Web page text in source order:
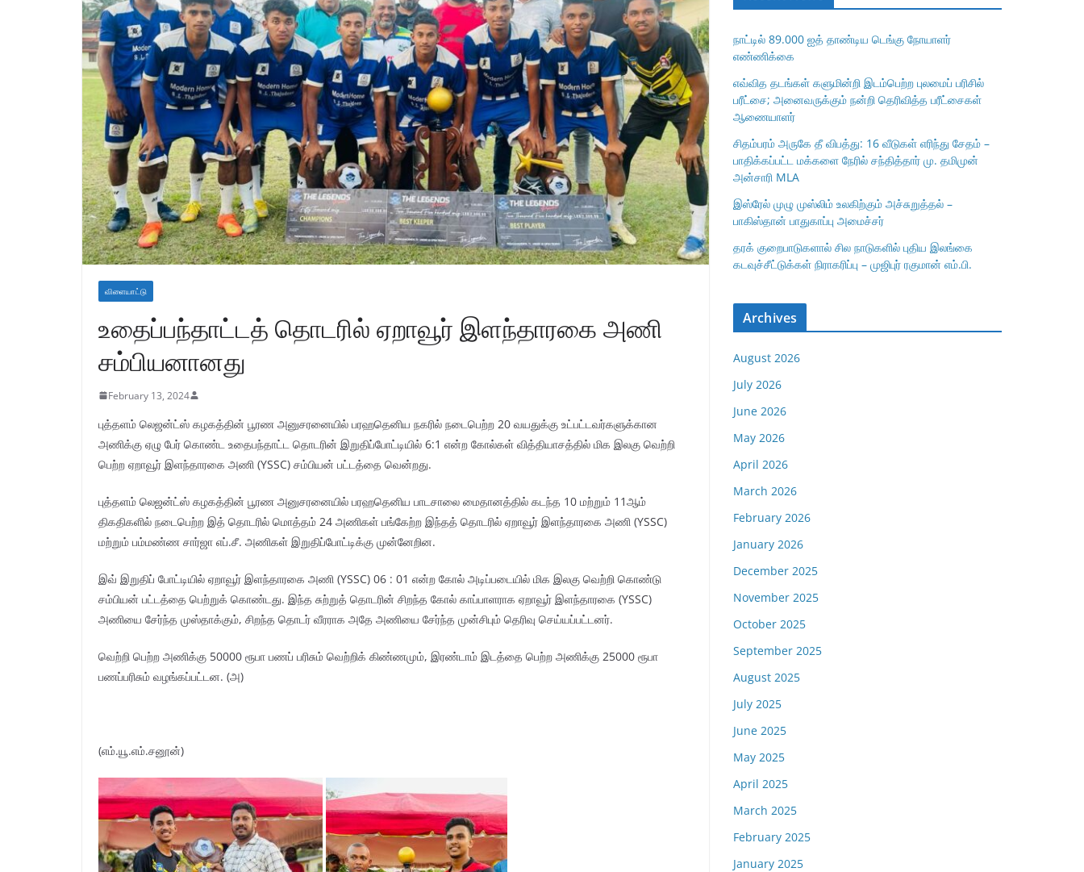
விளையாட்டு
உதைப்பந்தாட்டத் தொடரில் ஏறாவூர் இளந்தாரகை அணி
சம்பியனானது
February 13, 2024
புத்தளம் லெஜன்ட்ஸ் கழகத்தின் பூரண அனுசரனையில் பரஹதெனிய நகரில் நடைபெற்ற 20 வயதுக்கு உட்பட்டவர்களுக்கான
அணிக்கு ஏழு பேர் கொண்ட உதைபந்தாட்ட தொடரின் இறுதிப்போட்டியில் 6:1 என்ற கோல்கள் வித்தியாசத்தில் மிக இலகு வெற்றி
பெற்ற ஏறாவூர் இளந்தாரகை அணி (YSSC) சம்பியன் பட்டத்தை வென்றது.
புத்தளம் லெஜன்ட்ஸ் கழகத்தின் பூரண அனுசரனையில் பரஹதெனிய பாடசாலை மைதானத்தில் கடந்த 10 மற்றும் 11ஆம்
திகதிகளில் நடைபெற்ற இத் தொடரில் மொத்தம் 24 அணிகள் பங்கேற்ற இந்தத் தொடரில் ஏறாவூர் இளந்தாரகை அணி (YSSC)
மற்றும் பம்மண்ண சார்ஜா எப்.சீ. அணிகள் இறுதிப்போட்டிக்கு முன்னேறின.
இவ் இறுதிப் போட்டியில் ஏறாவூர் இளந்தாரகை அணி (YSSC) 06 : 01 என்ற கோல் அடிப்படையில் மிக இலகு வெற்றி கொண்டு
சம்பியன் பட்டத்தை பெற்றுக் கொண்டது. இந்த சுற்றுத் தொடரின் சிறந்த கோல் காப்பாளராக ஏறாவூர் இளந்தாரகை (YSSC)
அணியை சேர்ந்த முஸ்தாக்கும், சிறந்த தொடர் வீரராக அதே அணியை சேர்ந்த முன்சிபும் தெரிவு செய்யப்பட்டனர்.
வெற்றி பெற்ற அணிக்கு 50000 ரூபா பணப் பரிசும் வெற்றிக் கிண்ணமும், இரண்டாம் இடத்தை பெற்ற அணிக்கு 25000 ரூபா
பணப்பரிசும் வழங்கப்பட்டன. (அ)
(எம்.யூ.எம்.சனூன்)
நாட்டில் 89.000 ஐத் தாண்டிய டெங்கு நோயாளர்
எண்ணிக்கை
எவ்வித தடங்கள் களுமின்றி இடம்பெற்ற புலமைப் பரிசில்
பரீட்சை; அனைவருக்கும் நன்றி தெரிவித்த பரீட்சைகள்
ஆணையாளர்
சிதம்பரம் அருகே தீ விபத்து: 16 வீடுகள் எரிந்து சேதம் –
பாதிக்கப்பட்ட மக்களை நேரில் சந்தித்தார் மு. தமிமுன்
அன்சாரி MLA
இஸ்ரேல் முழு முஸ்லிம் உலகிற்கும் அச்சுறுத்தல் –
பாகிஸ்தான் பாதுகாப்பு அமைச்சர்
தரக் குறைபாடுகளால் சில நாடுகளில் புதிய இலங்கை
கடவுச்சீட்டுக்கள் நிராகரிப்பு – முஜிபுர் ரகுமான் எம்.பி.
Archives
August 2026
July 2026
June 2026
May 2026
April 2026
March 2026
February 2026
January 2026
December 2025
November 2025
October 2025
September 2025
August 2025
July 2025
June 2025
May 2025
April 2025
March 2025
February 2025
January 2025